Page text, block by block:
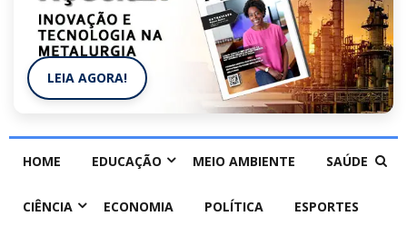
LEIA AGORA!
HOME EDUCAÇÃO MEIO AMBIENTE SAÚDE
CIÊNCIA ECONOMIA POLÍTICA ESPORTES